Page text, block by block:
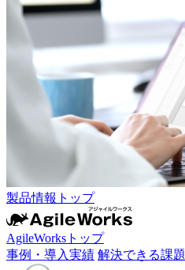
製品情報トップ
AgileWorksトップ
事例・導入実績 解決できる課題